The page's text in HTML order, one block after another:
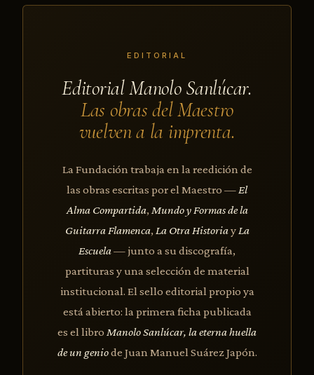
EDITORIAL
Editorial Manolo Sanlúcar.
Las obras del Maestro
vuelven a la imprenta.
La Fundación trabaja en la reedición de
las obras escritas por el Maestro —El
Alma Compartida, Mundo y Formas de la
Guitarra Flamenca, La Otra HistoriayLa
Escuela— junto a su discografía,
partituras y una selección de material
institucional. El sello editorial propio ya
está abierto: la primera ficha publicada
es el libro Manolo Sanlúcar, la eterna huella
de un geniode Juan Manuel Suárez Japón.